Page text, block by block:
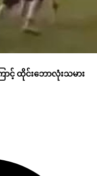
ာင့် ထိုင်းဘောလုံးသမား